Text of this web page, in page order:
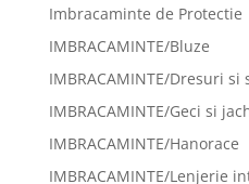
Imbracaminte de Protectie
IMBRACAMINTE/Bluze
IMBRACAMINTE/Dresuri si
IMBRACAMINTE/Geci si
IMBRACAMINTE/Hanorace
IMBRACAMINTE/Lenjerie